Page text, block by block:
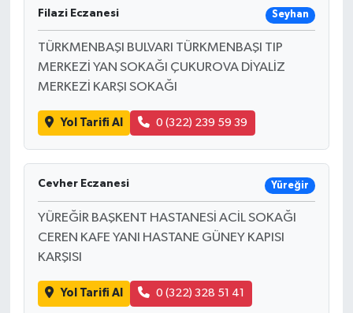
Filazi Eczanesi Seyhan
TÜRKMENBAŞI BULVARI TÜRKMENBAŞI TIP
MERKEZİ YAN SOKAĞI ÇUKUROVA DİYALİZ
MERKEZİ KARŞI SOKAĞI
Yol Tarifi Al 0 (322) 239 59 39
Cevher Eczanesi Yüreğir
YÜREĞİR BAŞKENT HASTANESİ ACİL SOKAĞI
CEREN KAFE YANI HASTANE GÜNEY KAPISI
KARŞISI
Yol Tarifi Al 0 (322) 328 51 41